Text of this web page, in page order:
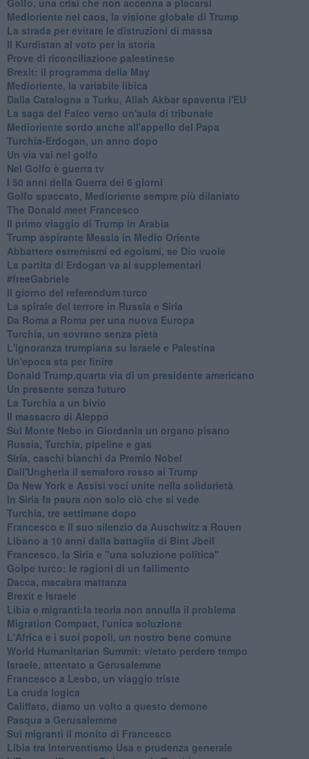
Medioriente nel caos, la visione globale di Trump
La strada per evitare le distruzioni di massa
Il Kurdistan al voto per la storia
Prove di riconciliazione palestinese
Brexit: il programma della May
Medioriente, la variabile libica
Dalla Catalogna a Turku, Allah Akbar spaventa l'EU
La saga del Falco verso un'aula di tribunale
Medioriente sordo anche all'appello del Papa
Turchia-Erdogan, un anno dopo
Un via vai nel golfo
Nel Golfo è guerra tv
I 50 anni della Guerra dei 6 giorni
Golfo spaccato, Medioriente sempre più dilaniato
The Donald meet Francesco
Il primo viaggio di Trump in Arabia
Trump aspirante Messia in Medio Oriente
Abbattere estremismi ed egoismi, se Dio vuole
La partita di Erdogan va ai supplementari
#freeGabriele
Il giorno del referendum turco
La spirale del terrore in Russia e Siria
Da Roma a Roma per una nuova Europa
Turchia, un sovrano senza pietà
L'ignoranza trumpiana su Israele e Palestina
Un'epoca sta per finire
Donald Trump,quarta via di un presidente americano
Un presente senza futuro
La Turchia a un bivio
Il massacro di Aleppo
Sul Monte Nebo in Giordania un organo pisano
Russia, Turchia, pipeline e gas
Siria, caschi bianchi da Premio Nobel
Dall'Ungheria il semaforo rosso ai Trump
Da New York e Assisi voci unite nella solidarietà
In Siria fa paura non solo ciò che si vede
Turchia, tre settimane dopo
Francesco e il suo silenzio da Auschwitz a Rouen
Libano a 10 anni dalla battaglia di Bint Jbeil
Francesco, la Siria e "una soluzione politica"
Golpe turco: le ragioni di un fallimento
Dacca, macabra mattanza
Brexit e Israele
Libia e migranti:la teoria non annulla il problema
Migration Compact, l'unica soluzione
L'Africa e i suoi popoli, un nostro bene comune
World Humanitarian Summit: vietato perdere tempo
Israele, attentato a Gerusalemme
Francesco a Lesbo, un viaggio triste
La cruda logica
Califfato, diamo un volto a questo demone
Pasqua a Gerusalemme
Sui migranti il monito di Francesco
Libia tra interventismo Usa e prudenza generale